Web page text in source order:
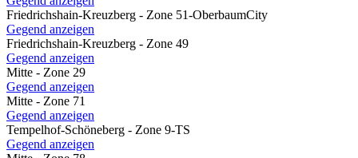
Friedrichshain-Kreuzberg - Zone 51-OberbaumCity
Gegend anzeigen
Friedrichshain-Kreuzberg - Zone 49
Gegend anzeigen
Mitte - Zone 29
Gegend anzeigen
Mitte - Zone 71
Gegend anzeigen
Tempelhof-Schöneberg - Zone 9-TS
Gegend anzeigen